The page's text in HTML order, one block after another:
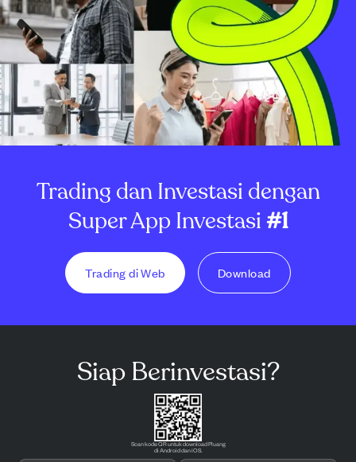
Trading dan Investasi dengan
Super App Investasi#1
Trading di Web Download
Siap Berinvestasi?
Scan kode QR untuk download Pluang
di Android dan iOS.